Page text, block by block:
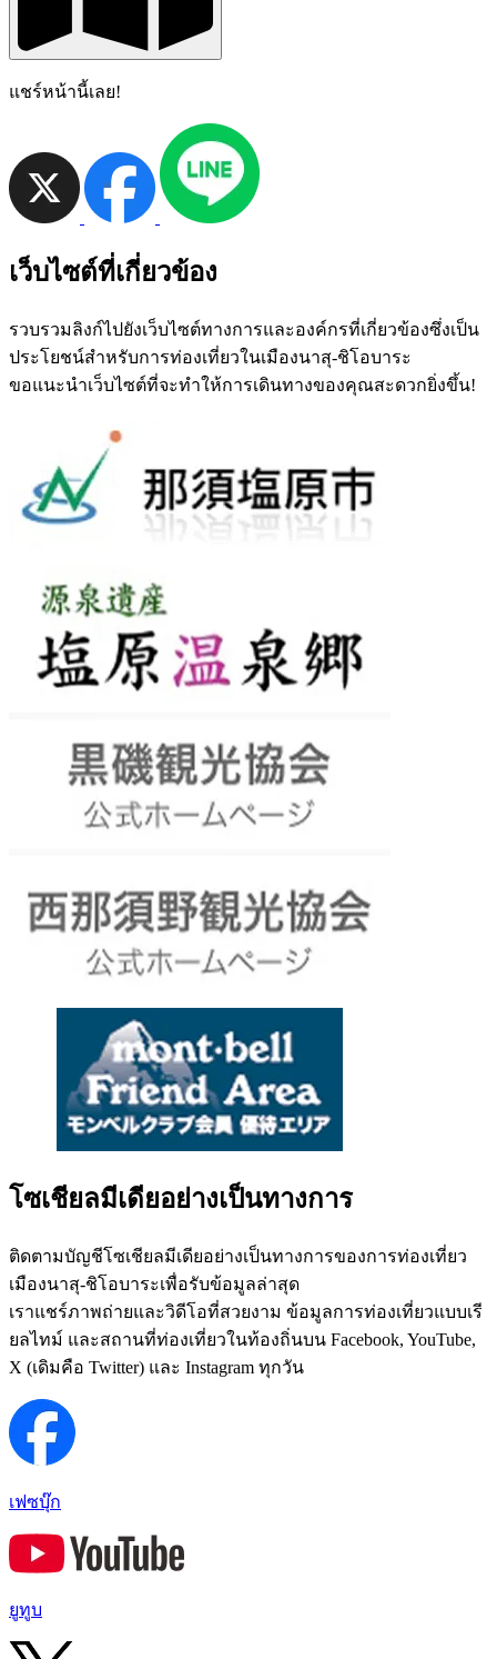
แชร์หน้านี้เลย!
เว็บไซต์ที่เกี่ยวข้อง
รวบรวมลิงก์ไปยังเว็บไซต์ทางการและองค์กรที่เกี่ยวข้องซึ่งเป็น
ประโยชน์สำหรับการท่องเที่ยวในเมืองนาสุ-ชิโอบาระ
ขอแนะนำเว็บไซต์ที่จะทำให้การเดินทางของคุณสะดวกยิ่งขึ้น!
โซเชียลมีเดียอย่างเป็นทางการ
ติดตามบัญชีโซเชียลมีเดียอย่างเป็นทางการของการท่องเที่ยว
เมืองนาสุ-ชิโอบาระเพื่อรับข้อมูลล่าสุด
เราแชร์ภาพถ่ายและวิดีโอที่สวยงาม ข้อมูลการท่องเที่ยวแบบเรี
ยลไทม์ และสถานที่ท่องเที่ยวในท้องถิ่นบน Facebook, YouTube,
X (เดิมคือ Twitter) และ Instagram ทุกวัน
เฟซบุ๊ก
ยูทูบ